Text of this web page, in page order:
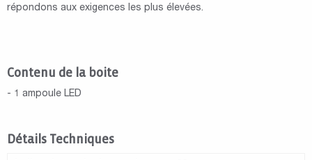
répondons aux exigences les plus élevées.
Contenu de la boite
- 1 ampoule LED
Détails Techniques